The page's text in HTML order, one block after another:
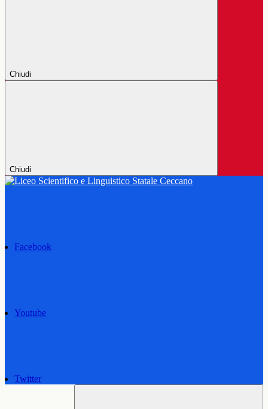
Chiudi
Chiudi
Facebook
Youtube
Twitter